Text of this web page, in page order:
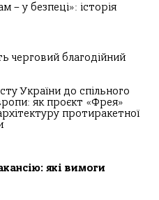
– у безпеці»: історія
черговий благодійний
України до спільного
як проєкт «Фрея»
протиракетної
які вимоги